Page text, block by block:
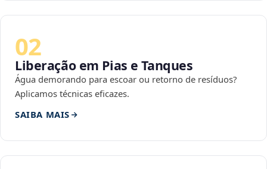
02
Liberação em Pias e Tanques
Água demorando para escoar ou retorno de resíduos?
Aplicamos técnicas eficazes.
SAIBA MAIS